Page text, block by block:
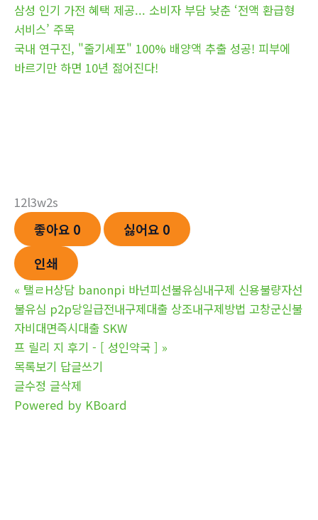
삼성 인기 가전 혜택 제공... 소비자 부담 낮춘 ‘전액 환급형
서비스’ 주목
국내 연구진, "줄기세포" 100% 배양액 추출 성공! 피부에
바르기만 하면 10년 젊어진다!
12l3w2s
좋아요 0 싫어요 0
인쇄
« 탤ㄹH상담 banonpi 바넌피선불유심내구제 신용불량자선
불유심 p2p당일급전내구제대출 상조내구제방법 고창군신불
자비대면즉시대출 SKW
프 릴리 지 후기 - [ 성인약국 ] »
목록보기 답글쓰기
글수정 글삭제
Powered by KBoard